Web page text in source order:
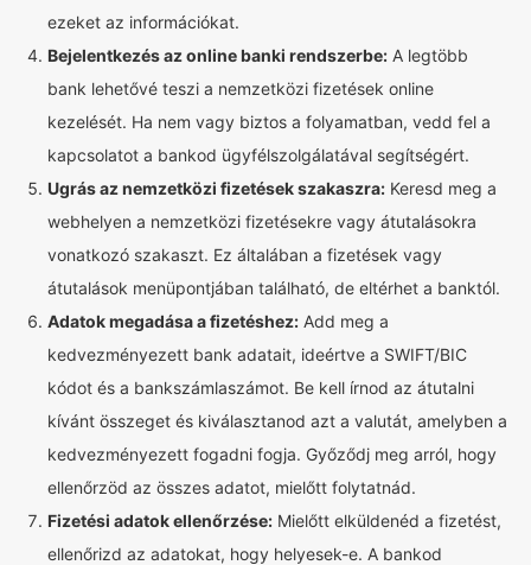
ezeket az információkat.
Bejelentkezés az online banki rendszerbe: A legtöbb
bank lehetővé teszi a nemzetközi fizetések online
kezelését. Ha nem vagy biztos a folyamatban, vedd fel a
kapcsolatot a bankod ügyfélszolgálatával segítségért.
Ugrás az nemzetközi fizetések szakaszra: Keresd meg a
webhelyen a nemzetközi fizetésekre vagy átutalásokra
vonatkozó szakaszt. Ez általában a fizetések vagy
átutalások menüpontjában található, de eltérhet a banktól.
Adatok megadása a fizetéshez: Add meg a
kedvezményezett bank adatait, ideértve a SWIFT/BIC
kódot és a bankszámlaszámot. Be kell írnod az átutalni
kívánt összeget és kiválasztanod azt a valutát, amelyben a
kedvezményezett fogadni fogja. Győződj meg arról, hogy
ellenőrzöd az összes adatot, mielőtt folytatnád.
Fizetési adatok ellenőrzése: Mielőtt elküldenéd a fizetést,
ellenőrizd az adatokat, hogy helyesek-e. A bankod